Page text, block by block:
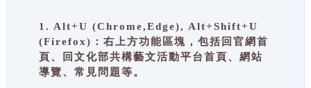
1. Alt+U (Chrome,Edge), Alt+Shift+U
(Firefox)：右上方功能區塊，包括回官網首
頁、回文化部共構藝文活動平台首頁、網站
導覽、常見問題等。